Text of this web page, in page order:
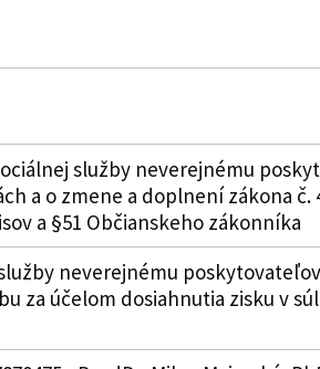
služby neverejnému
a o zmene a doplnení zákona č.
a §51 Občianskeho zákonníka
neverejnému
za účelom dosiahnutia zisku v